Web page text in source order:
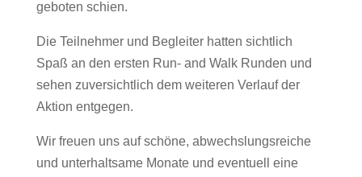
geboten schien.
Die Teilnehmer und Begleiter hatten sichtlich
Spaß an den ersten Run- and Walk Runden und
sehen zuversichtlich dem weiteren Verlauf der
Aktion entgegen.
Wir freuen uns auf schöne, abwechslungsreiche
und unterhaltsame Monate und eventuell eine